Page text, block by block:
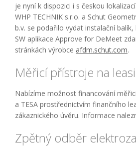
je nyní k dispozici i s českou
WHP TECHNIK s.r.o. a Schut
b.v. se podařilo vydat instalační
SW aplikace Approve for DeMeet
stránkách výrobce afdm.schut.com.
Měřicí přístroje na
Nabízíme možnost financování
a TESA prostřednictvím finančního
zákaznického úvěru. Informace
Zpětný odběr